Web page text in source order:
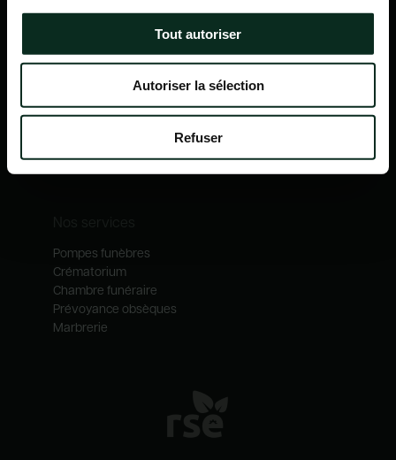
Tout autoriser
Autoriser la sélection
Refuser
Navigation
Qui sommes-nous ?
Notre catalogue
Nos métiers
Pompes funèbres
Crématorium
Chambre funéraire
Prévoyance obsèques
Marbrerie